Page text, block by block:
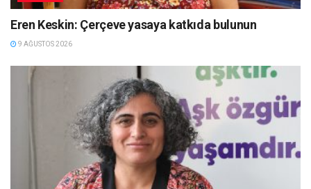
Eren Keskin: Çerçeve yasaya katkıda bulunun
9 AĞUSTOS 2026